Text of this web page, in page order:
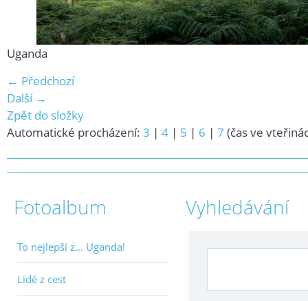
Uganda
← Předchozí
Další →
Zpět do složky
Automatické procházení: 3 | 4 | 5 | 6 | 7 (čas ve
Fotoalbum
To nejlepší z... Uganda!
Lidé z cest
Vyhledávání